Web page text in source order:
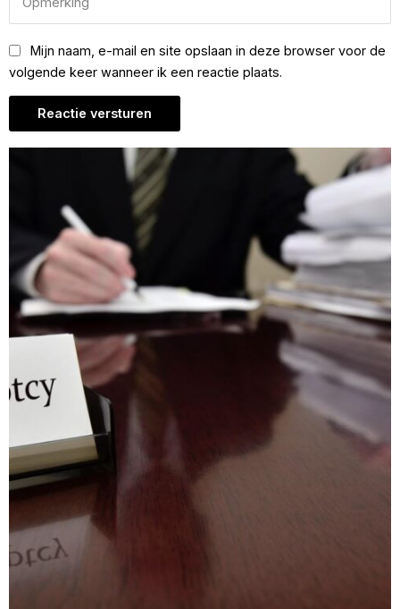
Mijn naam, e-mail en site opslaan in deze browser voor de
volgende keer wanneer ik een reactie plaats.